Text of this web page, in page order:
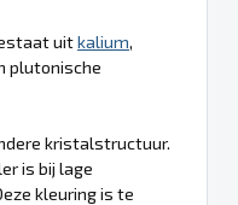
uitkalium,
plutonische
kristalstructuur.
is bij lage
kleuring is te